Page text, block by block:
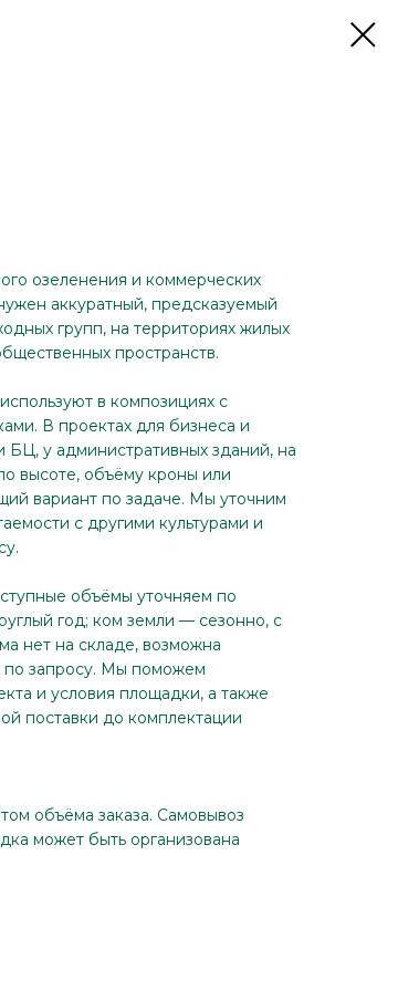
озеленения и коммерческих
аккуратный, предсказуемый
групп, на территориях жилых
пространств.
в композициях с
В проектах для бизнеса и
у административных зданий, на
высоте, объёму кроны или
вариант по задаче. Мы уточним
с другими культурами и
объёмы уточняем по
год; ком земли — сезонно, с
нет на складе, возможна
по запросу. Мы поможем
и условия площадки, а также
поставки до комплектации
объёма заказа. Самовывоз
может быть организована